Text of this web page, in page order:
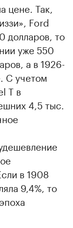
цене. Так,
Ford
долларов, то
уже 550
а в 1926-
С учетом
T в
4,5 тыс.
в 1908
9,4%, то